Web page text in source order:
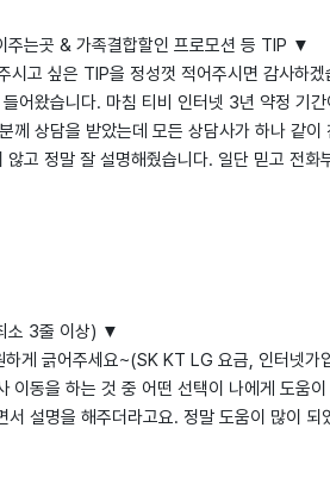
는곳 & 가족결합할인 프로모션 등 TIP ▼
시고 싶은 TIP을 정성껏 적어주시면 감사하겠
어왔습니다. 마침 티비 인터넷 3년 약정 기
께 상담을 받았는데 모든 상담사가 하나 같
고 정말 잘 설명해줬습니다. 일단 믿고 전화
소 3줄 이상) ▼
게 긁어주세요~(SK KT LG 요금, 인터넷가
이동을 하는 것 중 어떤 선택이 나에게 도움
설명을 해주더라고요. 정말 도움이 많이 되